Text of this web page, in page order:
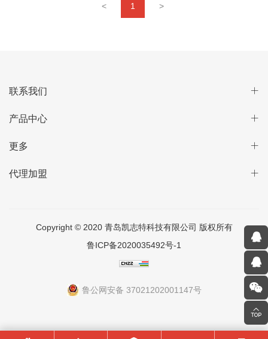
< 1 >
联系我们
产品中心
更多
代理加盟
Copyright © 2020 青岛凯志特科技有限公司 版权所有
鲁ICP备2020035492号-1
鲁公网安备 37021202001147号